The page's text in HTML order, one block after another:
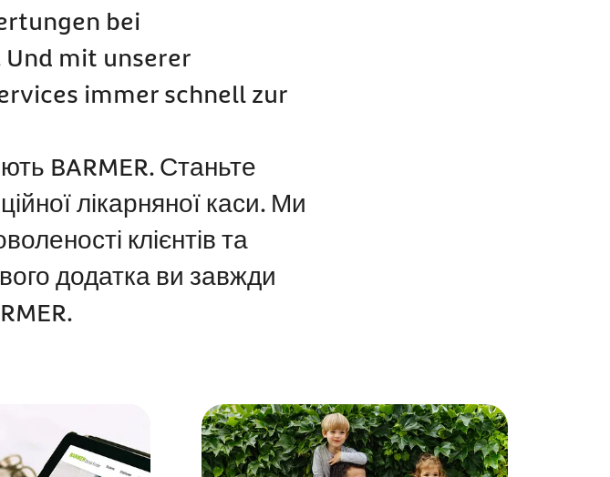
bei
mit unserer
immer schnell zur
BARMER. Станьте
лікарняної каси. Ми
клієнтів та
додатка ви завжди